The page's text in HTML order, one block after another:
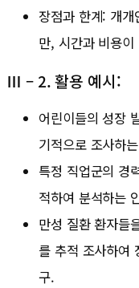
장점과 한계: 개
만, 시간과 비용이
Ⅲ – 2. 활용 예시:
어린이들의 성장
기적으로 조사하
특정 직업군의 경
적하여 분석하는
만성 질환 환자들
를 추적 조사하여
구.